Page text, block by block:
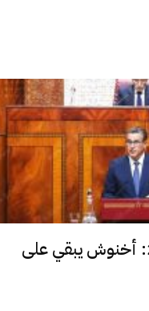
قانون المالية 2027: أخنوش يبقي على